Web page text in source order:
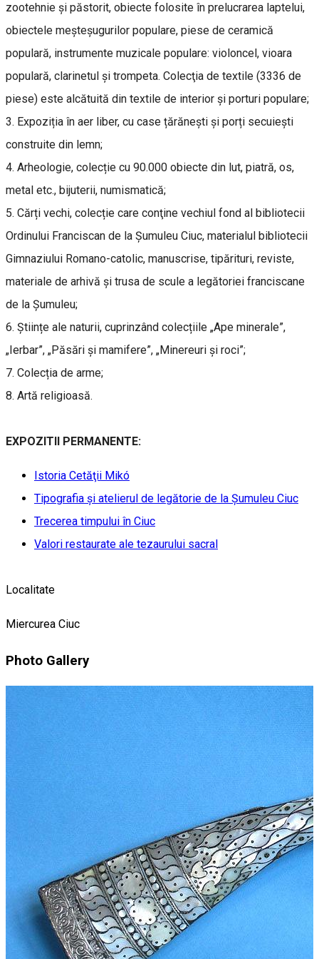
zootehnie şi păstorit, obiecte folosite în prelucrarea laptelui,
obiectele meşteşugurilor populare, piese de ceramică
populară, instrumente muzicale populare: violoncel, vioara
populară, clarinetul şi trompeta. Colecţia de textile (3336 de
piese) este alcătuită din textile de interior şi porturi populare;
3. Expoziția în aer liber, cu case țărănești și porți secuiești
construite din lemn;
4. Arheologie, colecție cu 90.000 obiecte din lut, piatră, os,
metal etc., bijuterii, numismatică;
5. Cărți vechi, colecție care conţine vechiul fond al bibliotecii
Ordinului Franciscan de la Şumuleu Ciuc, materialul bibliotecii
Gimnaziului Romano-catolic, manuscrise, tipărituri, reviste,
materiale de arhivă şi trusa de scule a legătoriei franciscane
de la Şumuleu;
6. Științe ale naturii, cuprinzând colecțiile „Ape minerale”,
„Ierbar”, „Păsări și mamifere”, „Minereuri și roci”;
7. Colecția de arme;
8. Artă religioasă.
EXPOZITII PERMANENTE:
Istoria Cetăţii Mikó
Tipografia şi atelierul de legătorie de la Şumuleu Ciuc
Trecerea timpului în Ciuc
Valori restaurate ale tezaurului sacral
Localitate
Miercurea Ciuc
Photo Gallery